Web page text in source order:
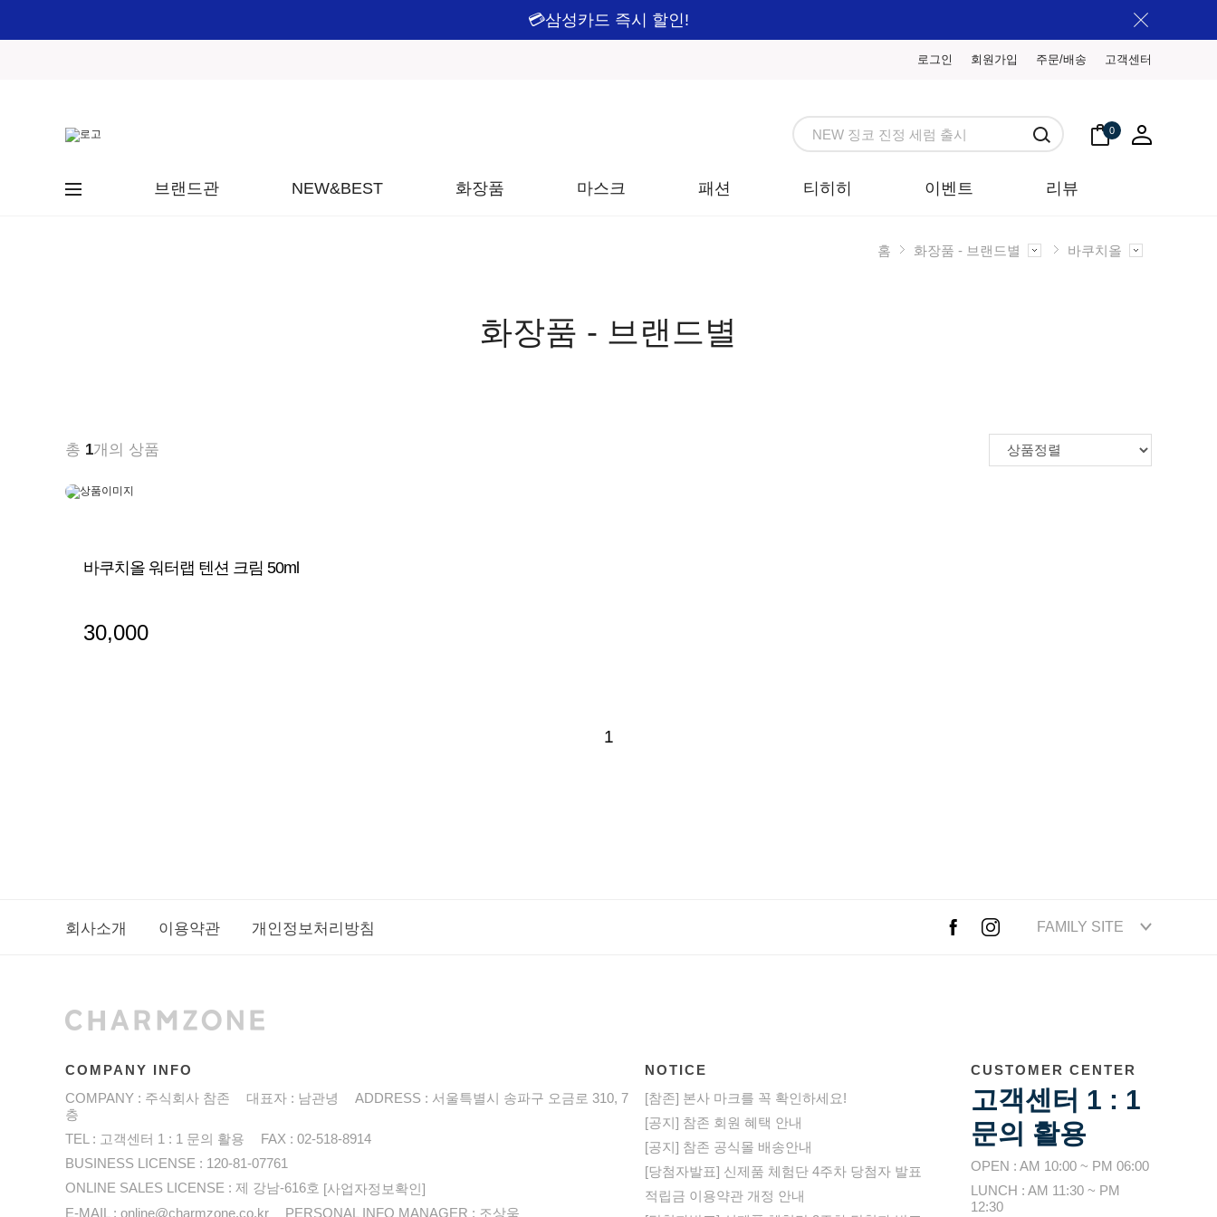
💳삼성카드 즉시 할인!
로그인 회원가입 주문/배송 고객센터
0
브랜드관 NEW&BEST 화장품 마스크 패션 티히히 이벤트 리뷰
홈 화장품 - 브랜드별 바쿠치올
화장품 - 브랜드별
총 1개의 상품
바쿠치올 워터랩 텐션 크림 50ml
30,000
1
회사소개 이용약관 개인정보처리방침 FAMILY SITE
COMPANY INFO
COMPANY : 주식회사 참존
대표자 : 남관녕
ADDRESS : 서울특별시 송파구 오금로 310, 7
층
TEL : 고객센터 1 : 1 문의 활용
FAX : 02-518-8914
BUSINESS LICENSE : 120-81-07761
ONLINE SALES LICENSE : 제 강남-616호 [사업자정보확인]
E-MAIL : online@charmzone.co.kr
PERSONAL INFO MANAGER : 조상욱
NOTICE
[참존] 본사 마크를 꼭 확인하세요!
[공지] 참존 회원 혜택 안내
[공지] 참존 공식몰 배송안내
[당첨자발표] 신제품 체험단 4주차 당첨자 발표
적립금 이용약관 개정 안내
CUSTOMER CENTER
고객센터 1 : 1
문의 활용
OPEN : AM 10:00 ~ PM 06:00
LUNCH : AM 11:30 ~ PM
12:30